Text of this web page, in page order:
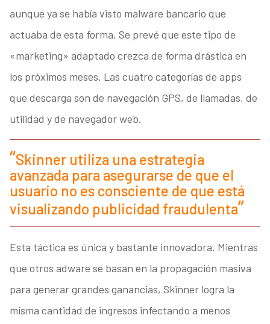
aunque ya se había visto malware bancario que
actuaba de esta forma. Se prevé que este tipo de
«marketing» adaptado crezca de forma drástica en
los próximos meses. Las cuatro categorías de apps
que descarga son de navegación GPS, de llamadas, de
utilidad y de navegador web.
Skinner utiliza una estrategia
avanzada para asegurarse de que el
usuario no es consciente de que está
visualizando publicidad fraudulenta
Esta táctica es única y bastante innovadora. Mientras
que otros adware se basan en la propagación masiva
para generar grandes ganancias, Skinner logra la
misma cantidad de ingresos infectando a menos